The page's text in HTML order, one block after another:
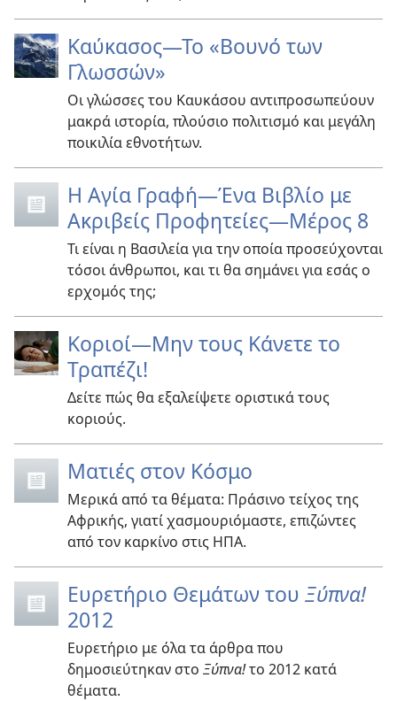
Καύκασος—Το «Βουνό των
Γλωσσών»
Οι γλώσσες του Καυκάσου αντιπροσωπεύουν
μακρά ιστορία, πλούσιο πολιτισμό και μεγάλη
ποικιλία εθνοτήτων.
Η Αγία Γραφή—Ένα Βιβλίο με
Ακριβείς Προφητείες—Μέρος 8
Τι είναι η Βασιλεία για την οποία προσεύχονται
τόσοι άνθρωποι, και τι θα σημάνει για εσάς ο
ερχομός της;
Κοριοί—Μην τους Κάνετε το
Τραπέζι!
Δείτε πώς θα εξαλείψετε οριστικά τους
κοριούς.
Ματιές στον Κόσμο
Μερικά από τα θέματα: Πράσινο τείχος της
Αφρικής, γιατί χασμουριόμαστε, επιζώντες
από τον καρκίνο στις ΗΠΑ.
Ευρετήριο Θεμάτων του Ξύπνα!
2012
Ευρετήριο με όλα τα άρθρα που
δημοσιεύτηκαν στο Ξύπνα!το 2012 κατά
θέματα.